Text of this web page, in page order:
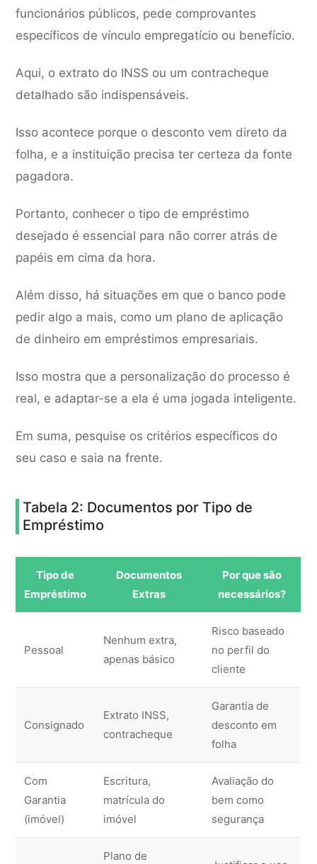
funcionários públicos, pede comprovantes
específicos de vínculo empregatício ou benefício.
Aqui, o extrato do INSS ou um contracheque
detalhado são indispensáveis.
Isso acontece porque o desconto vem direto da
folha, e a instituição precisa ter certeza da fonte
pagadora.
Portanto, conhecer o tipo de empréstimo
desejado é essencial para não correr atrás de
papéis em cima da hora.
Além disso, há situações em que o banco pode
pedir algo a mais, como um plano de aplicação
de dinheiro em empréstimos empresariais.
Isso mostra que a personalização do processo é
real, e adaptar-se a ela é uma jogada inteligente.
Em suma, pesquise os critérios específicos do
seu caso e saia na frente.
Tabela 2: Documentos por Tipo de
Empréstimo
Tipo de
Empréstimo
Documentos
Extras
Por que são
necessários?
Pessoal
Nenhum extra,
apenas básico
Risco baseado
no perfil do
cliente
Consignado
Extrato INSS,
contracheque
Garantia de
desconto em
folha
Com
Garantia
(imóvel)
Escritura,
matrícula do
imóvel
Avaliação do
bem como
segurança
Plano de